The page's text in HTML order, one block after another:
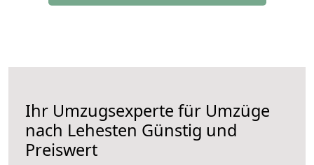
Ihr Umzugsexperte für Umzüge
nach Lehesten Günstig und
Preiswert